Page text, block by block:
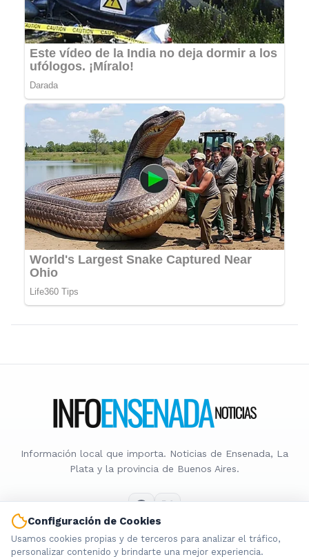
Información local que importa. Noticias de Ensenada, La
Plata y la provincia de Buenos Aires.
Nosotros
Configuración de Cookies
Usamos cookies propias y de terceros para analizar el tráfico,
personalizar contenido y brindarte una mejor experiencia.